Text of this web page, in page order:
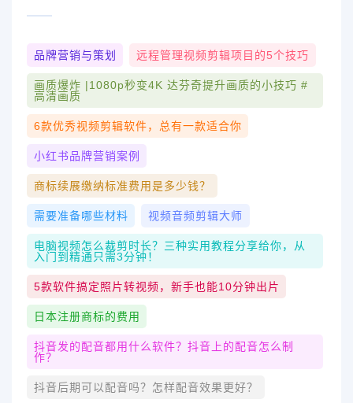
品牌营销与策划 远程管理视频剪辑项目的5个技巧
画质爆炸 |1080p秒变4K 达芬奇提升画质的小技巧 #
高清画质
6款优秀视频剪辑软件，总有一款适合你
小红书品牌营销案例
商标续展缴纳标准费用是多少钱？
需要准备哪些材料 视频音频剪辑大师
电脑视频怎么裁剪时长？三种实用教程分享给你，从
入门到精通只需3分钟！
5款软件搞定照片转视频，新手也能10分钟出片
日本注册商标的费用
抖音发的配音都用什么软件？抖音上的配音怎么制
作？
抖音后期可以配音吗？怎样配音效果更好？